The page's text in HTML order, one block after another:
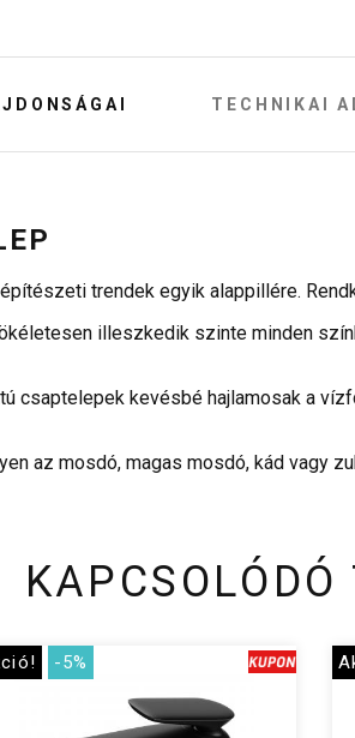
TECHNIKAI
trendek egyik alappillére.
illeszkedik szinte minden
csaptelepek kevésbé hajlamosak a
az mosdó, magas mosdó, kád vagy
-5%